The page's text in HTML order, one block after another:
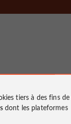
tiers à des fins de
dont les plateformes